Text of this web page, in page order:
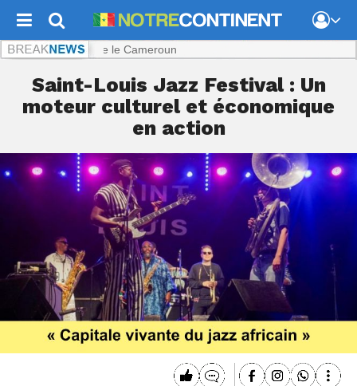
qui inquiète le Cameroun
Saint-Louis Jazz Festival : Un
moteur culturel et économique
en action